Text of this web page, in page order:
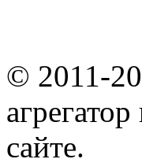
© 2011-
сайте.